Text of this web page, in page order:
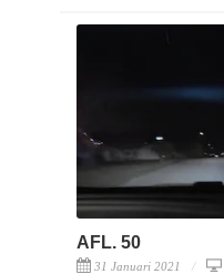
AFL. 50
31 Januari 2021